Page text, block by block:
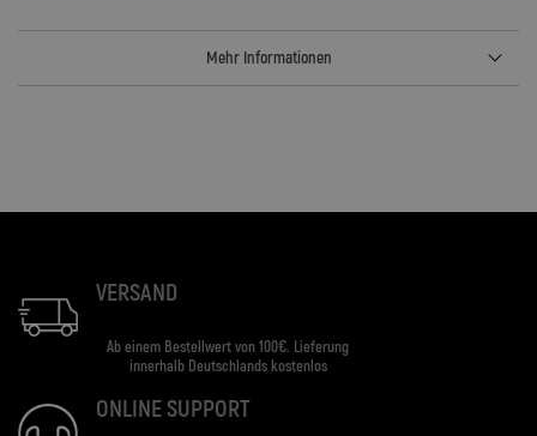
Mehr Informationen
VERSAND
Ab einem Bestellwert von 100€. Lieferung
innerhalb Deutschlands kostenlos
ONLINE SUPPORT